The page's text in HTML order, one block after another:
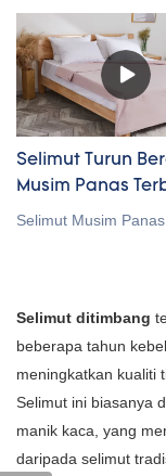
Selimut ditimbang
beberapa tahun
meningkatkan kualiti
Selimut ini biasanya
manik kaca, yang
daripada selimut
menimbulkan
dan kelonggaran
rangsangan tekanan
dalam, yang
pelukan seluruh
anda bergelut dengan
dan kebimbangan,
Selimut Turun
Musim Panas
Pembekal
Selimut Musim Panas